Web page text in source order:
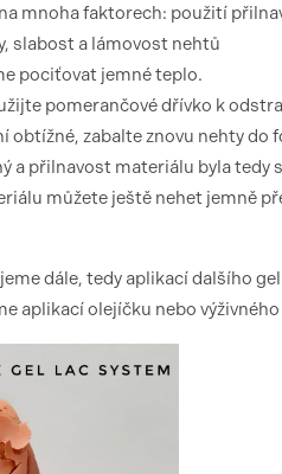
mnoha faktorech: použití
slabost a lámovost nehtů
pociťovat jemné teplo.
pomerančové dřívko k
obtížné, zabalte znovu nehty
a přilnavost materiálu byla tedy
můžete ještě nehet jemně
dále, tedy aplikací dalšího
aplikací olejíčku nebo